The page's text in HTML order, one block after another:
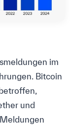
im
Bitcoin
und